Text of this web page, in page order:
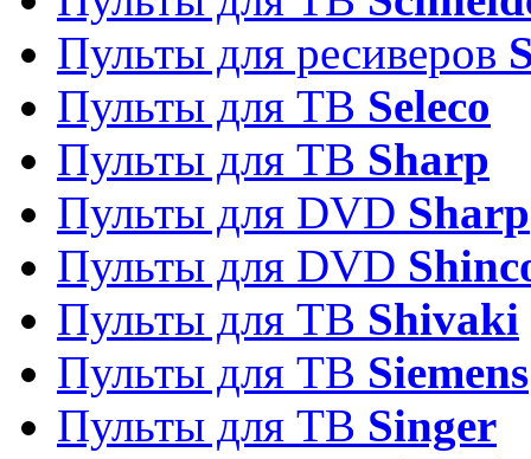
Пульты для ресиверов
Пульты для ТВ Seleco
Пульты для ТВ Sharp
Пульты для DVD Sharp
Пульты для DVD
Пульты для ТВ Shivaki
Пульты для ТВ Siemens
Пульты для ТВ Singer